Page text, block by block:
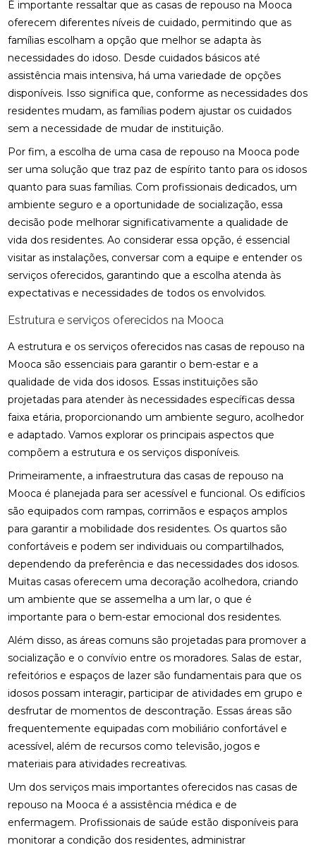
É importante ressaltar que as casas de repouso na Mooca
oferecem diferentes níveis de cuidado, permitindo que as
famílias escolham a opção que melhor se adapta às
necessidades do idoso. Desde cuidados básicos até
assistência mais intensiva, há uma variedade de opções
disponíveis. Isso significa que, conforme as necessidades dos
residentes mudam, as famílias podem ajustar os cuidados
sem a necessidade de mudar de instituição.
Por fim, a escolha de uma casa de repouso na Mooca pode
ser uma solução que traz paz de espírito tanto para os idosos
quanto para suas famílias. Com profissionais dedicados, um
ambiente seguro e a oportunidade de socialização, essa
decisão pode melhorar significativamente a qualidade de
vida dos residentes. Ao considerar essa opção, é essencial
visitar as instalações, conversar com a equipe e entender os
serviços oferecidos, garantindo que a escolha atenda às
expectativas e necessidades de todos os envolvidos.
Estrutura e serviços oferecidos na Mooca
A estrutura e os serviços oferecidos nas casas de repouso na
Mooca são essenciais para garantir o bem-estar e a
qualidade de vida dos idosos. Essas instituições são
projetadas para atender às necessidades específicas dessa
faixa etária, proporcionando um ambiente seguro, acolhedor
e adaptado. Vamos explorar os principais aspectos que
compõem a estrutura e os serviços disponíveis.
Primeiramente, a infraestrutura das casas de repouso na
Mooca é planejada para ser acessível e funcional. Os edifícios
são equipados com rampas, corrimãos e espaços amplos
para garantir a mobilidade dos residentes. Os quartos são
confortáveis e podem ser individuais ou compartilhados,
dependendo da preferência e das necessidades dos idosos.
Muitas casas oferecem uma decoração acolhedora, criando
um ambiente que se assemelha a um lar, o que é
importante para o bem-estar emocional dos residentes.
Além disso, as áreas comuns são projetadas para promover a
socialização e o convívio entre os moradores. Salas de estar,
refeitórios e espaços de lazer são fundamentais para que os
idosos possam interagir, participar de atividades em grupo e
desfrutar de momentos de descontração. Essas áreas são
frequentemente equipadas com mobiliário confortável e
acessível, além de recursos como televisão, jogos e
materiais para atividades recreativas.
Um dos serviços mais importantes oferecidos nas casas de
repouso na Mooca é a assistência médica e de
enfermagem. Profissionais de saúde estão disponíveis para
monitorar a condição dos residentes, administrar